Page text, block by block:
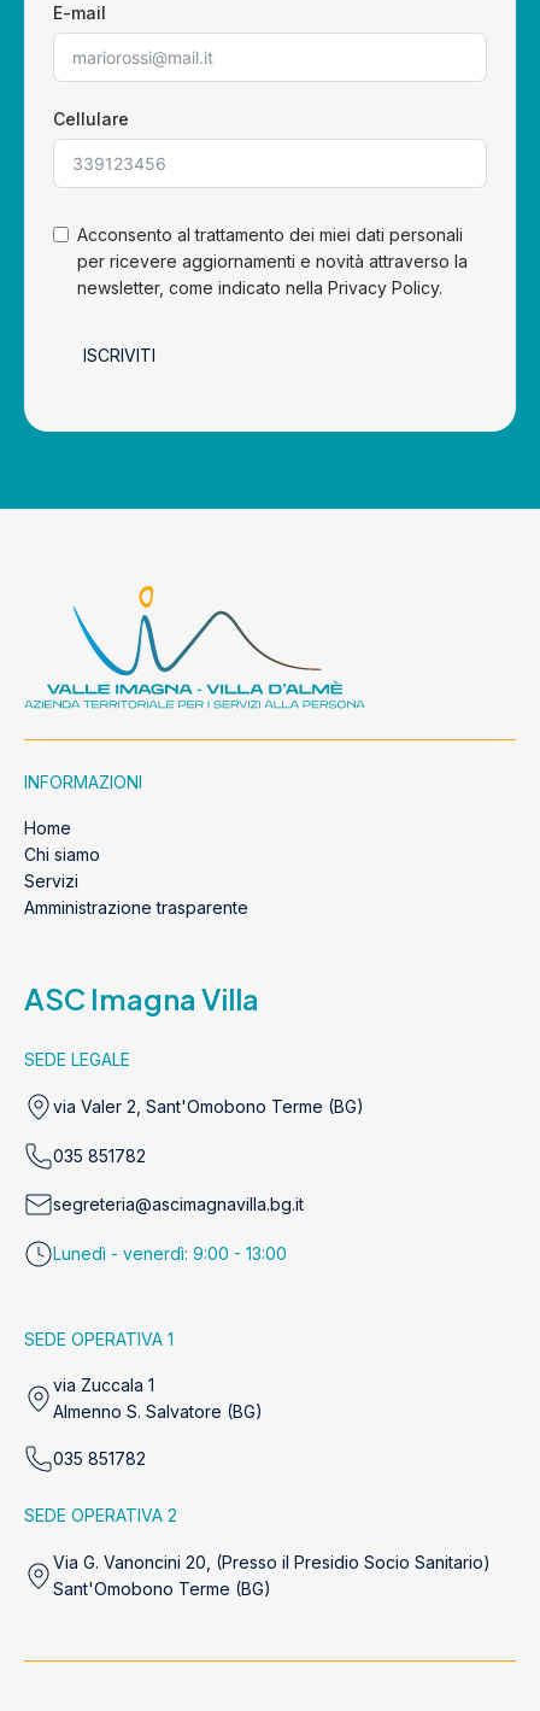
E-mail
Cellulare
Acconsento al trattamento dei miei dati personali
per ricevere aggiornamenti e novità attraverso la
newsletter, come indicato nella Privacy Policy.
ISCRIVITI
INFORMAZIONI
Home
Chi siamo
Servizi
Amministrazione trasparente
ASC Imagna Villa
SEDE LEGALE
via Valer 2, Sant'Omobono Terme (BG)
035 851782
segreteria@ascimagnavilla.bg.it
Lunedì - venerdì: 9:00 - 13:00
SEDE OPERATIVA 1
via Zuccala 1
Almenno S. Salvatore (BG)
035 851782
SEDE OPERATIVA 2
Via G. Vanoncini 20, (Presso il Presidio Socio Sanitario)
Sant'Omobono Terme (BG)